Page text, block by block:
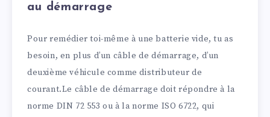
au démarrage
Pour remédier toi-même à une batterie vide, tu as
besoin, en plus d’un câble de démarrage, d’un
deuxième véhicule comme distributeur de
courant.Le câble de démarrage doit répondre à la
norme DIN 72 553 ou à la norme ISO 6722, qui